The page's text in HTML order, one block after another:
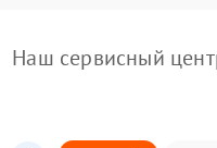
Наш сервисный